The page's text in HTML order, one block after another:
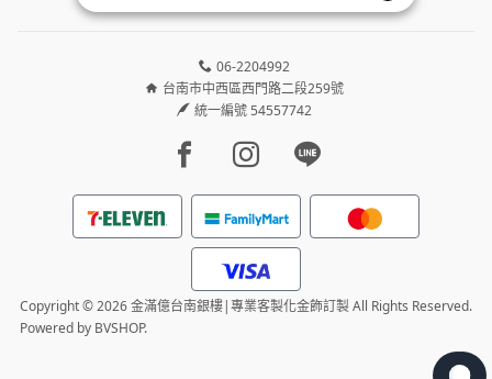
06-2204992
台南市中西區西門路二段259號
統一編號 54557742
Facebook page
Instagram page
Line page
Copyright © 2026 金滿億台南銀樓|專業客製化金飾訂製 All Rights Reserved.
Powered by BVSHOP.